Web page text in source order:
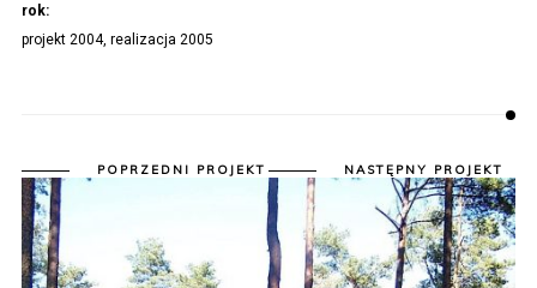
rok:
projekt 2004, realizacja 2005
POPRZEDNI PROJEKT NASTĘPNY PROJEKT